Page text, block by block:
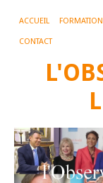
ACCUEIL
CONTACT